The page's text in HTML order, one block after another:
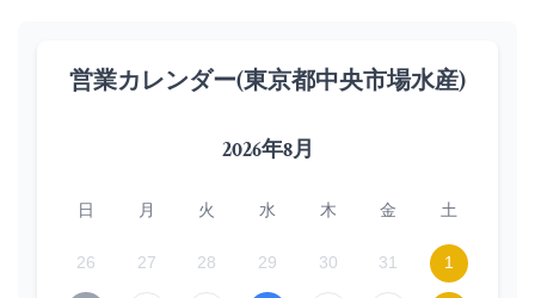
営業カレンダー(東京都中央市場水産)
2026年8月
日 月 火 水 木 金 土
26 27 28 29 30 31 1